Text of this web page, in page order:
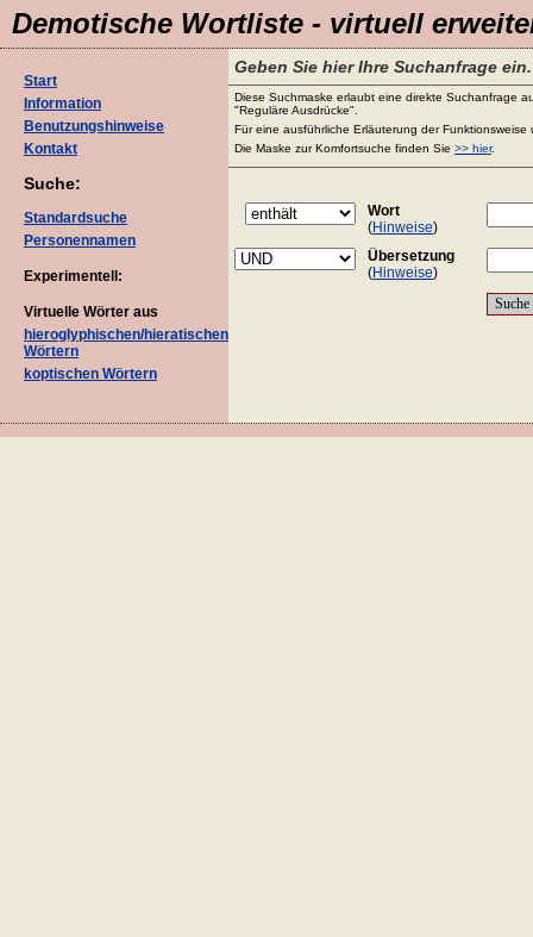
Demotische Wortliste - virtuell
Start
Information
Benutzungshinweise
Kontakt
Suche:
Standardsuche
Personennamen
Experimentell:
Virtuelle Wörter aus
hieroglyphischen/hieratischen
Wörtern
koptischen Wörtern
Geben Sie hier Ihre Suchanfrage ein.
Diese Suchmaske erlaubt eine direkte Suchanfrage
"Reguläre Ausdrücke".
Für eine ausführliche Erläuterung der
Die Maske zur Komfortsuche finden Sie >> hier.
Wort
(Hinweise)
Übersetzung
(Hinweise)